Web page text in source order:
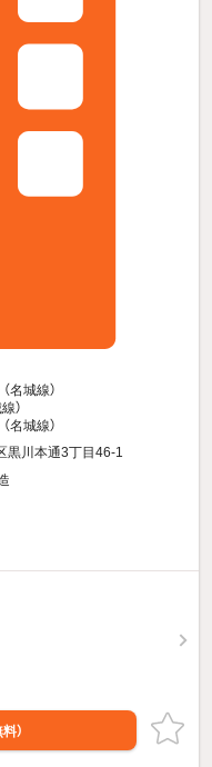
名城線）
）
名城線）
黒川本通3丁目46-1
料）